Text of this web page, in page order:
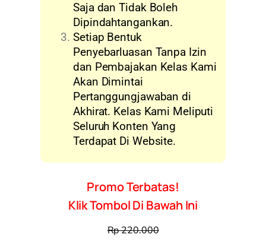
Saja dan Tidak Boleh
Dipindahtangankan.
Setiap Bentuk
Penyebarluasan Tanpa Izin
dan Pembajakan Kelas Kami
Akan Dimintai
Pertanggungjawaban di
Akhirat. Kelas Kami Meliputi
Seluruh Konten Yang
Terdapat Di Website.
Promo Terbatas!
Klik Tombol Di Bawah Ini
Rp 220.000